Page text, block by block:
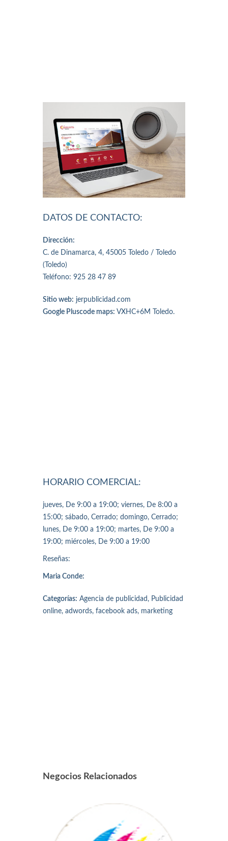
DATOS DE CONTACTO:
Dirección:
C. de Dinamarca, 4, 45005 Toledo / Toledo
(Toledo)
Teléfono: 925 28 47 89
Sitio web: jerpublicidad.com
Google Pluscode maps: VXHC+6M Toledo.
HORARIO COMERCIAL:
jueves, De 9:00 a 19:00; viernes, De 8:00 a
15:00; sábado, Cerrado; domingo, Cerrado;
lunes, De 9:00 a 19:00; martes, De 9:00 a
19:00; miércoles, De 9:00 a 19:00
Reseñas:
Maria Conde:
Categorías: Agencia de publicidad, Publicidad
online, adwords, facebook ads, marketing
Negocios Relacionados